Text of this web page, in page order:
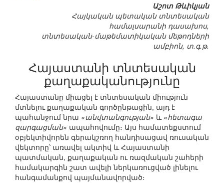
Աշոտ Թևիկյան
Հայկական պետական տնտեսական
համալսարանի դասախոս,
տնտեսական-մաթեմատիկական մեթոդների
ամբիոն, տ.գ.թ.
Հայաստանի տնտեսական
քաղաքականությունը
Հայաստանը միացել է տնտեսական միություն
մտնելու քաղաքական գործընթացին, այդ է
պահանջում նրա «անվտանգության» և «հետագա
զարգացման» ապահովումը։ Այս համատեքստում
օբյեկտիվորեն գերակշռող հանդիսացավ ռուսական
վեկտորը՝ առավել ակտիվ և Հայաստանի
պատմական, քաղաքական ու ռազմական շահերի
համակարգին շատ ավելի ներկառուցված լինելու
հանգամանքով պայմանավորված։